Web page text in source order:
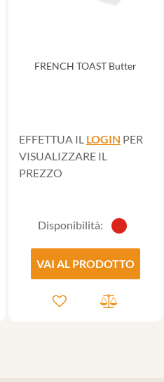
FRENCH TOAST Butter
EFFETTUA IL LOGIN PER
VISUALIZZARE IL
PREZZO
Disponibilità:
VAI AL PRODOTTO